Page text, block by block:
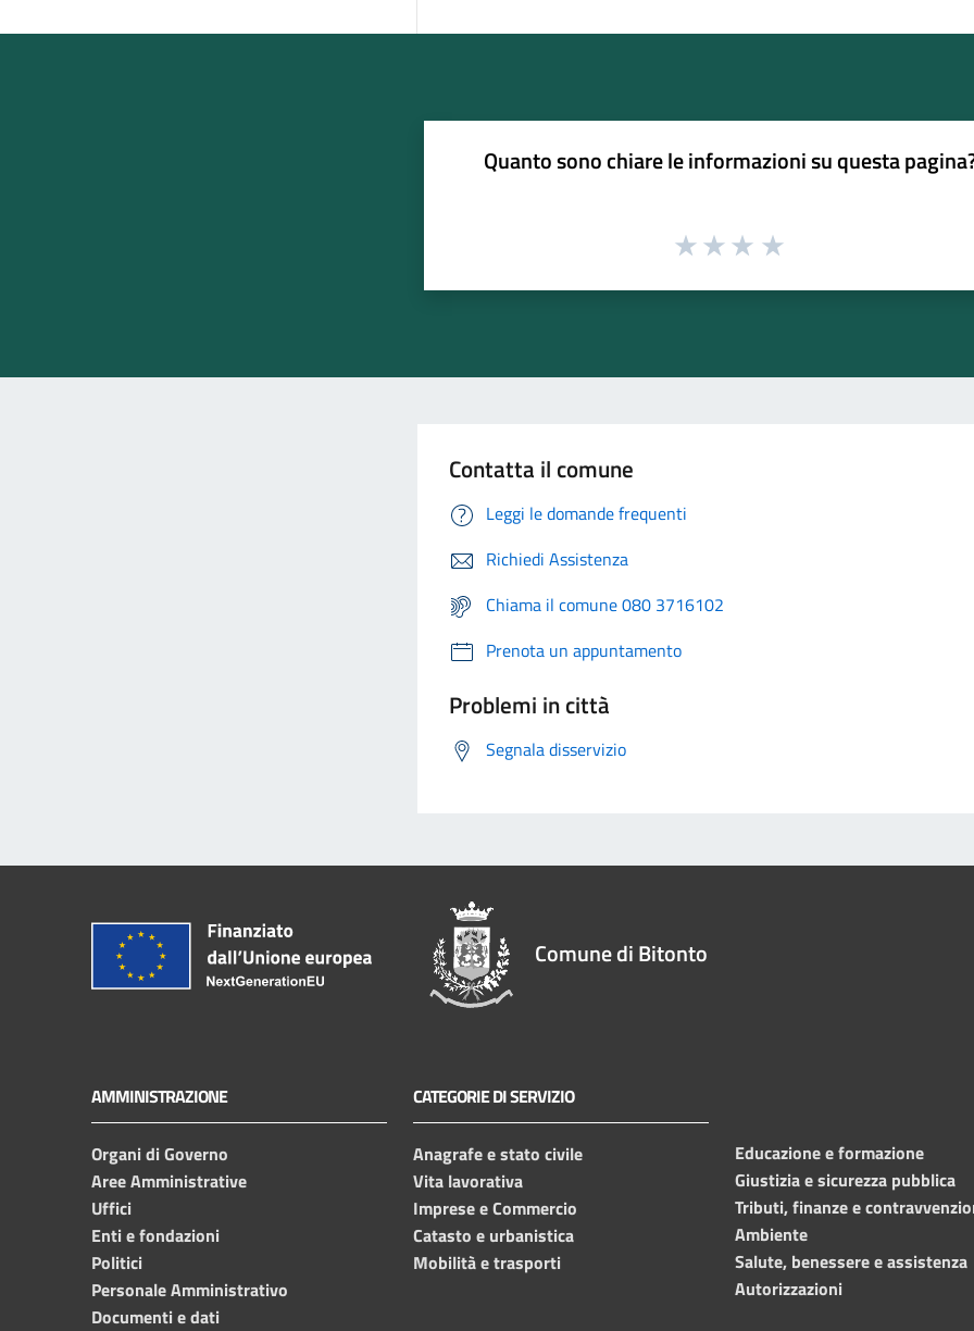
Quanto sono chiare le informazioni su questa
Contatta il comune
Leggi le domande frequenti
Richiedi Assistenza
Chiama il comune 080 3716102
Prenota un appuntamento
Problemi in città
Segnala disservizio
Comune di Bitonto
AMMINISTRAZIONE
Organi di Governo
Aree Amministrative
Uffici
Enti e fondazioni
Politici
Personale Amministrativo
Documenti e dati
CATEGORIE DI SERVIZIO
Anagrafe e stato civile
Vita lavorativa
Imprese e Commercio
Catasto e urbanistica
Mobilità e trasporti
Educazione e formazione
Giustizia e sicurezza pubblica
Tributi, finanze e
Ambiente
Salute, benessere e assistenza
Autorizzazioni